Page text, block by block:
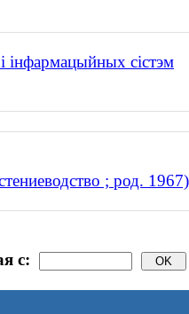
інфармацыйных сістэм
; род. 1967)
с: